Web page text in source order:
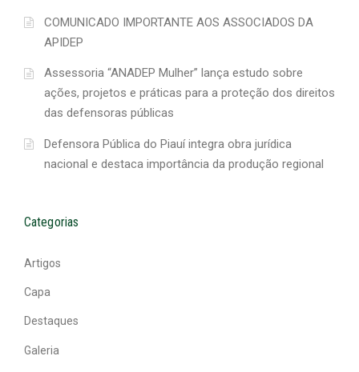
COMUNICADO IMPORTANTE AOS ASSOCIADOS DA
APIDEP
Assessoria “ANADEP Mulher” lança estudo sobre
ações, projetos e práticas para a proteção dos direitos
das defensoras públicas
Defensora Pública do Piauí integra obra jurídica
nacional e destaca importância da produção regional
Categorias
Artigos
Capa
Destaques
Galeria